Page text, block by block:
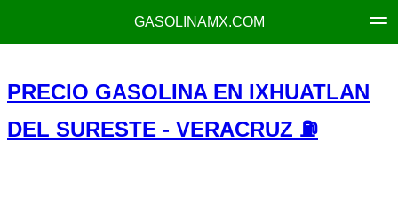
GASOLINAMX.COM
PRECIO GASOLINA EN IXHUATLAN
DEL SURESTE - VERACRUZ ⛽